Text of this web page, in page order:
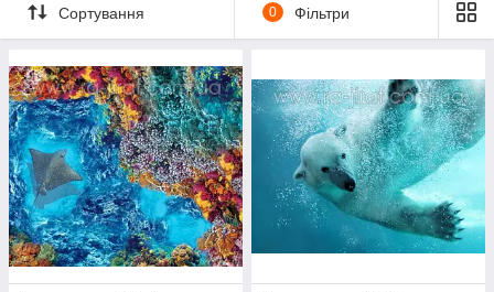
картинки, а саму плівку з печаткою ми виготовляємо. Якість
ви можете подзвонити і замовити будь-яке зображення,
картинку, фото, малюнок, ілюстрацію для 3d підлоги.
Консультувати клієнтів приносить нам радість! Консультації
безкоштовні. У нас живе спілкування з менеджером!!! Ми
цінуємо своїх клієнтів!
Сортування 0 Фільтри